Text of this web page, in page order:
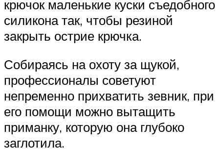
крючок маленькие куски съедобного
силикона так, чтобы резиной
закрыть острие крючка.
Собираясь на охоту за щукой,
профессионалы советуют
непременно прихватить зевник, при
его помощи можно вытащить
приманку, которую она глубоко
заглотила.